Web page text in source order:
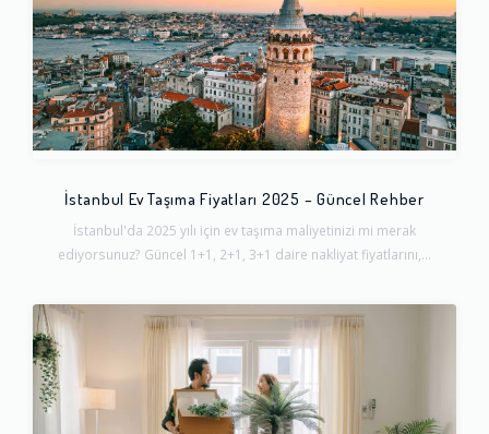
İstanbul Ev Taşıma Fiyatları 2025 – Güncel Rehber
İstanbul'da 2025 yılı için ev taşıma maliyetinizi mi merak
ediyorsunuz? Güncel 1+1, 2+1, 3+1 daire nakliyat fiyatlarını,...